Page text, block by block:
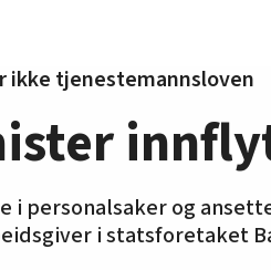
ikke tjenestemannsloven
personalsaker og
i statsforetaket